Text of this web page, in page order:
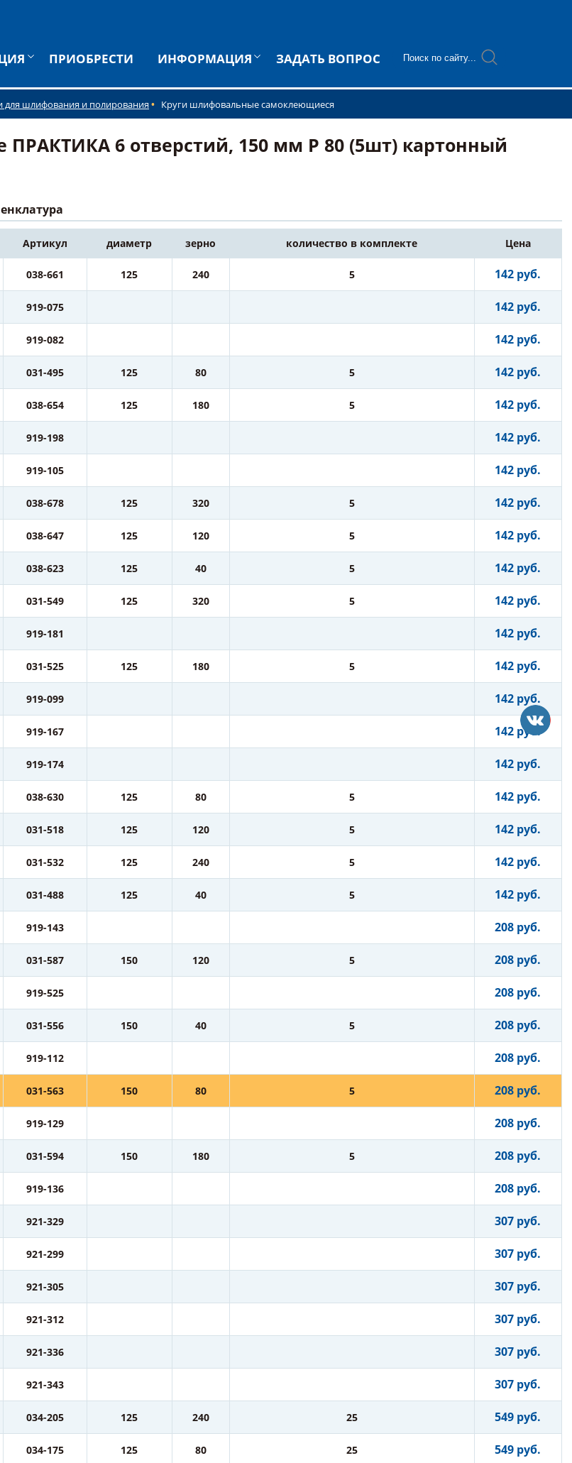
ПРИОБРЕСТИ ИНФОРМАЦИЯ ЗАДАТЬ ВОПРОС
для шлифования и полирования Круги шлифовальные самоклеющиеся
6 отверстий, 150 мм P 80 (5шт) картонный
Артикул диаметр зерно количество в комплекте Цена
038-661 125 240 5 142 руб.
919-075 142 руб.
919-082 142 руб.
031-495 125 80 5 142 руб.
038-654 125 180 5 142 руб.
919-198 142 руб.
919-105 142 руб.
038-678 125 320 5 142 руб.
038-647 125 120 5 142 руб.
038-623 125 40 5 142 руб.
031-549 125 320 5 142 руб.
919-181 142 руб.
031-525 125 180 5 142 руб.
919-099 142 руб.
919-167 142 руб.
919-174 142 руб.
038-630 125 80 5 142 руб.
031-518 125 120 5 142 руб.
031-532 125 240 5 142 руб.
031-488 125 40 5 142 руб.
919-143 208 руб.
031-587 150 120 5 208 руб.
919-525 208 руб.
031-556 150 40 5 208 руб.
919-112 208 руб.
031-563 150 80 5 208 руб.
919-129 208 руб.
031-594 150 180 5 208 руб.
919-136 208 руб.
921-329 307 руб.
921-299 307 руб.
921-305 307 руб.
921-312 307 руб.
921-336 307 руб.
921-343 307 руб.
034-205 125 240 25 549 руб.
034-175 125 80 25 549 руб.